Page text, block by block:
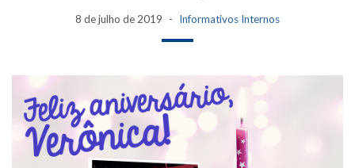
8 de julho de 2019 Informativos Internos